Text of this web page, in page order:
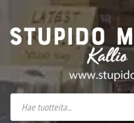
Stupido Market –